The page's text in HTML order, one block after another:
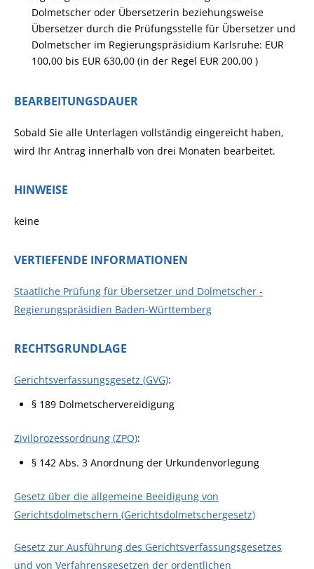
Dolmetscher oder Übersetzerin beziehungsweise
Übersetzer durch die Prüfungsstelle für Übersetzer und
Dolmetscher im Regierungspräsidium Karlsruhe: EUR
100,00 bis EUR 630,00 (in der Regel EUR 200,00 )
BEARBEITUNGSDAUER
Sobald Sie alle Unterlagen vollständig eingereicht haben,
wird Ihr Antrag innerhalb von drei Monaten bearbeitet.
HINWEISE
keine
VERTIEFENDE INFORMATIONEN
Staatliche Prüfung für Übersetzer und Dolmetscher -
Regierungspräsidien Baden-Württemberg
RECHTSGRUNDLAGE
Gerichtsverfassungsgesetz (GVG):
§ 189 Dolmetschervereidigung
Zivilprozessordnung (ZPO):
§ 142 Abs. 3 Anordnung der Urkundenvorlegung
Gesetz über die allgemeine Beeidigung von
Gerichtsdolmetschern (Gerichtsdolmetschergesetz)
Gesetz zur Ausführung des Gerichtsverfassungsgesetzes
und von Verfahrensgesetzen der ordentlichen